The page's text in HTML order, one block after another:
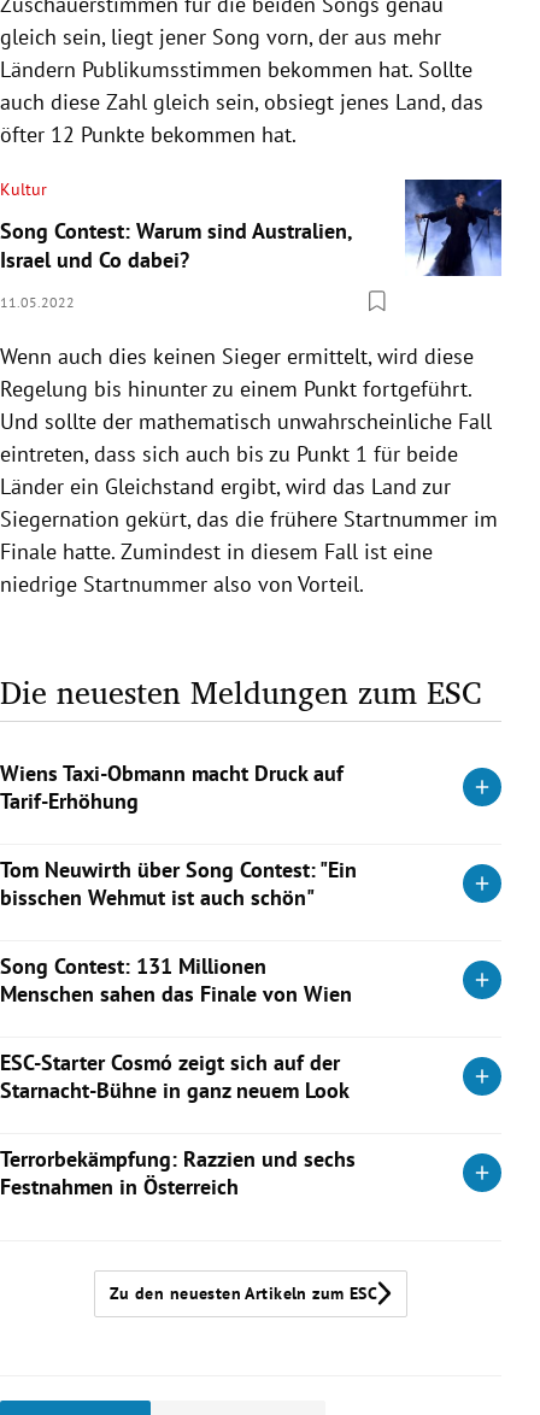
gleich sein, liegt jener Song vorn, der aus mehr
Ländern Publikumsstimmen bekommen hat. Sollte
auch diese Zahl gleich sein, obsiegt jenes Land, das
öfter 12 Punkte bekommen hat.
Kultur
Song Contest: Warum sind Australien,
Israel und Co dabei?
11.05.2022
Wenn auch dies keinen Sieger ermittelt, wird diese
Regelung bis hinunter zu einem Punkt fortgeführt.
Und sollte der mathematisch unwahrscheinliche Fall
eintreten, dass sich auch bis zu Punkt 1 für beide
Länder ein Gleichstand ergibt, wird das Land zur
Siegernation gekürt, das die frühere Startnummer im
Finale hatte. Zumindest in diesem Fall ist eine
niedrige Startnummer also von Vorteil.
Die neuesten Meldungen zum ESC
Wiens Taxi-Obmann macht Druck auf
Tarif-Erhöhung
Debatten darüber. Wegen der Nichterhöhung des Tarifs hat es
Überlegung einer Großdemo gegeben.
Weiterlesen
Tom Neuwirth über Song Contest: "Ein
bisschen Wehmut ist auch schön"
Jetzt ist er aber in der „Fledermaus“ zu sehen. Und er spricht
im KURIER-Interview über diesen einen Moment beim ESC
Weiterlesen
Song Contest: 131 Millionen
Menschen sahen das Finale von Wien
Rückgang im Vergleich zum Vorjahr.
ESC-Starter Cosmó zeigt sich auf der
Starnacht-Bühne in ganz neuem Look
neues Kapitel aufschlagen.
Terrorbekämpfung: Razzien und sechs
Festnahmen in Österreich
jüngste Verdächtige ist 14 Jahre alt.
Zu den neuesten Artikeln zum ESC